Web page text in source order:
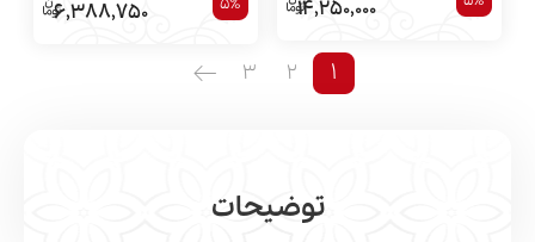
14,250,000
6,388,750
1
2
3
توضیحات